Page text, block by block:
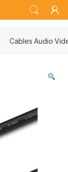
Cables Audio